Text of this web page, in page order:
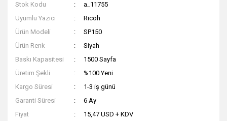
Stok Kodu
a_11755
Uyumlu Yazıcı
Ricoh
Ürün Modeli
SP150
Ürün Renk
Siyah
Baskı Kapasitesi
1500 Sayfa
Üretim Şekli
%100 Yeni
Kargo Süresi
1-3 iş günü
Garanti Süresi
6 Ay
Fiyat
15,47 USD + KDV